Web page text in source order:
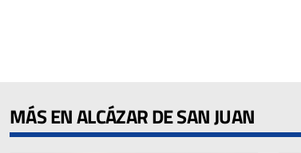
MÁS EN ALCÁZAR DE SAN JUAN